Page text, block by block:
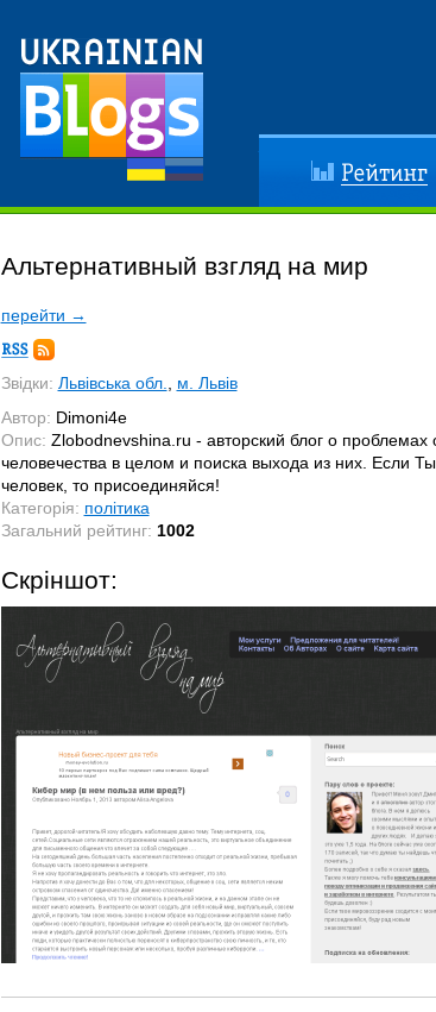
Рейтинг
Альтернативный взгляд на мир
перейти →
Підписка
Звідки: Львівська обл.
м. Львів
Автор: Dimoni4e
Опис: Zlobodnevshina.ru - авторский блог о проблемах
человечества в целом и поиска выхода из них. Если
человек, то присоединяйся!
Категорія: політика
Загальний рейтинг: 1002
Скріншот: